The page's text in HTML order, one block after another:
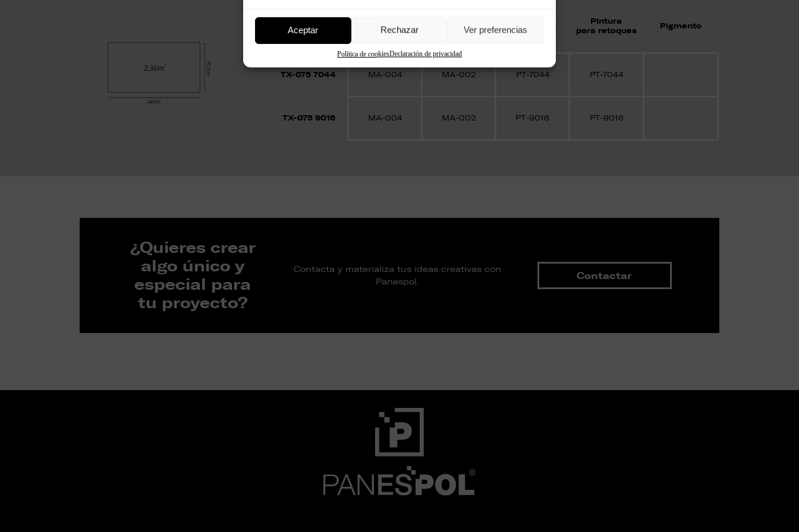
Aceptar Rechazar Ver preferencias
Política de cookiesDeclaración de privacidad
Adhesivo Masilla
para juntas
Pintura
para retoques
Pigmento
TX-075 7044 MA-004 MA-002 PT-7044 PT-7044
TX-075 9016 MA-004 MA-002 PT-9016 PT-9016
¿Quieres crear
algo único y
especial para
tu proyecto?
Contacta y materializa tus ideas creativas con
Panespol.
Contactar